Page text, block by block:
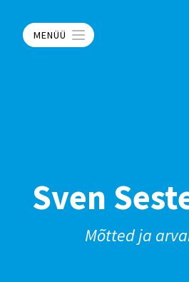
MENÜÜ
Sven
Mõtted ja